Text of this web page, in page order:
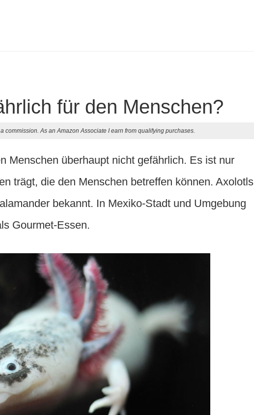
für den Menschen?
commission. As an Amazon Associate I earn from qualifying purchases.
Menschen überhaupt nicht gefährlich. Es ist nur
trägt, die den Menschen betreffen können. Axolotls
bekannt. In Mexiko-Stadt und Umgebung
Gourmet-Essen.